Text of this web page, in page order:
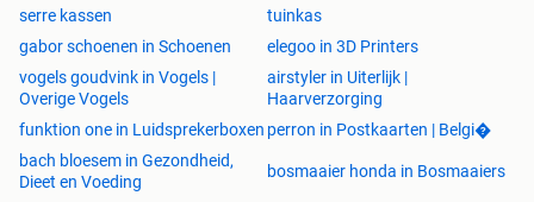
serre kassen
tuinkas
gabor schoenen in Schoenen
elegoo in 3D Printers
vogels goudvink in Vogels |
Overige Vogels
airstyler in Uiterlijk |
Haarverzorging
funktion one in Luidsprekerboxen perron in Postkaarten | Belgi�
bach bloesem in Gezondheid,
Dieet en Voeding
bosmaaier honda in Bosmaaiers